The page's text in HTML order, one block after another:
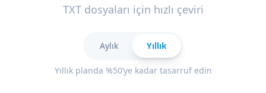
TXT dosyaları için hızlı çeviri
Aylık Yıllık
Yıllık planda %50’ye kadar tasarruf edin